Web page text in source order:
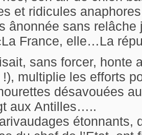
et ridicules
ânonnée sans relâche
France, elle…La
sans forcer, honte
multiplie les efforts
désavouées
aux Antilles…..
étonnants,